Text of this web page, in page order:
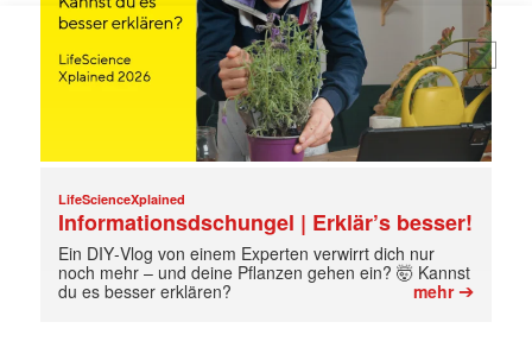
E-
(erforderlich)
LifeScienceXplained
Informationsdschungel | Erklär’s besser!
Ein DIY‑Vlog von einem Experten verwirrt dich nur
noch mehr – und deine Pflanzen gehen ein? 🤯 Kannst
du es besser erklären?
mehr➔